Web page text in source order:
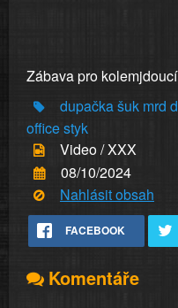
Zábava pro
dupačkašuk mrd
officestyk
Video / XXX
08/10/2024
Nahlásit obsah
FACEBOOK
Komentáře